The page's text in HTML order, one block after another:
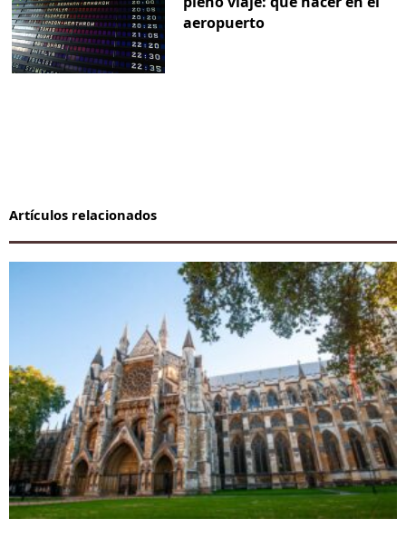
aeropuerto
Artículos relacionados